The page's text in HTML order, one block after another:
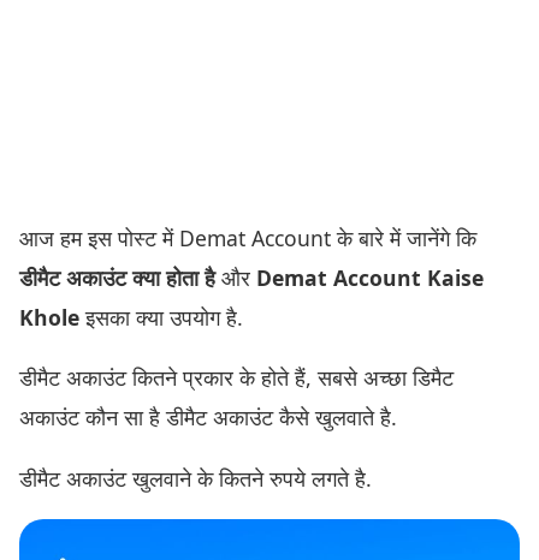
आज हम इस पोस्ट में Demat Account के बारे में जानेंगे कि
डीमैट अकाउंट क्या होता हैऔर Demat Account Kaise
Kholeइसका क्या उपयोग है.
डीमैट अकाउंट कितने प्रकार के होते हैं, सबसे अच्छा डिमैट
अकाउंट कौन सा है डीमैट अकाउंट कैसे खुलवाते है.
डीमैट अकाउंट खुलवाने के कितने रुपये लगते है.